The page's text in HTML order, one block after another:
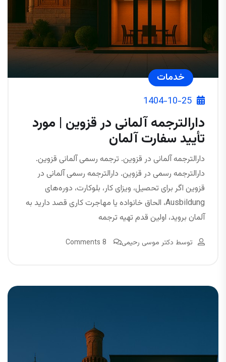
خدمات
1404-10-25
دارالترجمه آلمانی در قزوین | مورد
تأیید سفارت آلمان
دارالترجمه آلمانی در قزوین. ترجمه رسمی آلمانی قزوین.
دارالترجمه رسمی در قزوین. دارالترجمه رسمی آلمانی در
قزوین اگر برای تحصیل، ویزای کار، بلوکارت، دوره‌های
Ausbildung، الحاق خانواده یا مهاجرت کاری قصد دارید به
آلمان بروید، اولین قدم تهیه ترجمه
توسط دکتر موسی رحیمی 8 Comments